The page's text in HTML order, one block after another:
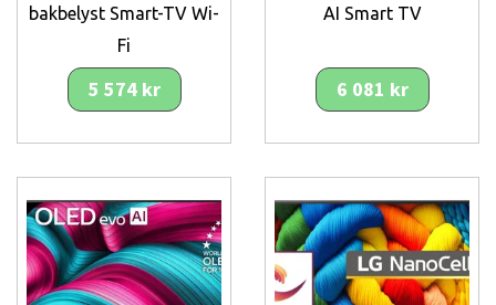
bakbelyst Smart-TV Wi-
Fi
5 574 kr
AI Smart TV
6 081 kr